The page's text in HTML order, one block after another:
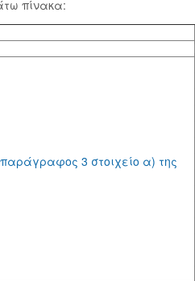
πίνακα:
3 στοιχείο α) της